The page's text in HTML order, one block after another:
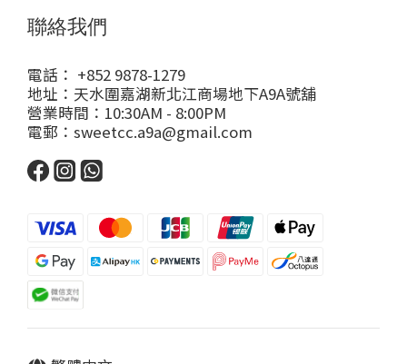
聯絡我們
電話： +852 9878-1279
地址：天水圍嘉湖新北江商場地下A9A號舖
營業時間：10:30AM - 8:00PM
電郵：sweetcc.a9a@gmail.com